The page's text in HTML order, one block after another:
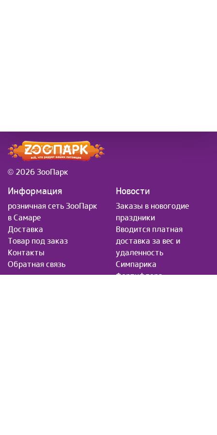
© 2026 ЗооПарк
Информация
розничная сеть ЗооПарк
в Самаре
Доставка
Товар под заказ
Контакты
Обратная связь
Новости
Заказы в новогодие
праздники
Вводится платная
доставка за вес и
удаленность
Симпарика
Фортифлора